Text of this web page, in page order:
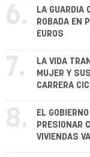
6.
LA GUARDIA
ROBADA EN
EUROS
7.
LA VIDA
MUJER Y
CARRERA
8.
EL
PRESIONAR
VIVIENDAS